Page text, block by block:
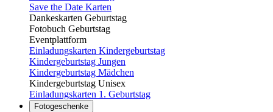
Save the Date Karten
Dankeskarten Geburtstag
Fotobuch Geburtstag
Eventplattform
Einladungskarten Kindergeburtstag
Kindergeburtstag Jungen
Kindergeburtstag Mädchen
Kindergeburtstag Unisex
Einladungskarten 1. Geburtstag
Fotogeschenke